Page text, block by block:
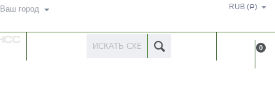
Ваш город RUB (Р)
0